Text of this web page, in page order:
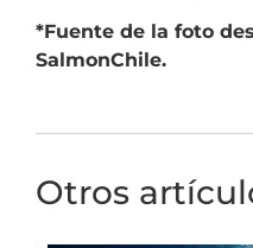
*Fuente de la foto
SalmonChile.
Otros